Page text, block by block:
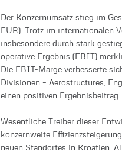
Der Konzernumsatz stieg im
EUR). Trotz im internationalen
insbesondere durch stark
operative Ergebnis (EBIT)
Die EBIT-Marge verbesserte
Divisionen – Aerostructures,
einen positiven Ergebnisbeitrag.
Wesentliche Treiber dieser
konzernweite
neuen Standortes in Kroatien.